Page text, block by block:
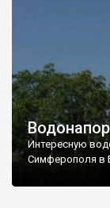
Интересную
Симферополя в